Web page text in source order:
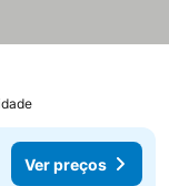
Ver preços